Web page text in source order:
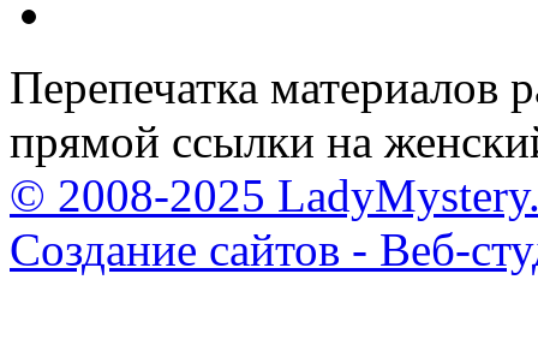
Перепечатка материалов
прямой ссылки на
© 2008-2025
Создание сайтов - Веб-